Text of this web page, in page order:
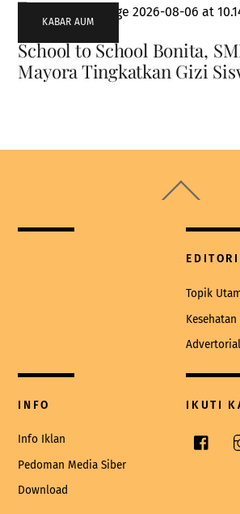
KABAR AUM
School to School Bonita,
Mayora Tingkatkan Gizi
To
Topik
Kesehatan
Advertorial
INFO
Info Iklan
Pedoman Media Siber
Download
IKUTI